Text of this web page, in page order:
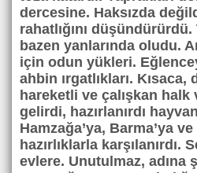
dercesine. Haksızda
rahatlığını
bazen yanlarında oludu.
için odun yükleri.
ahbin ırgatlıkları.
hareketli ve çalışkan
gelirdi, hazırlanırdı
Hamzağa’ya, Barma’ya
hazırlıklarla
evlere. Unutulmaz, adına